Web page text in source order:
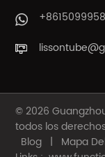
© 2026
todos los
Blog | Mapa